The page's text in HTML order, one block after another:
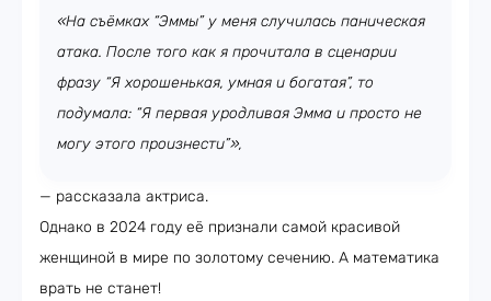
«На съёмках “Эммы” у меня случилась паническая
атака. После того как я прочитала в сценарии
фразу “Я хорошенькая, умная и богатая”, то
подумала: “Я первая уродливая Эмма и просто не
могу этого произнести”»,
— рассказала актриса.
Однако в 2024 году её признали самой красивой
женщиной в мире по золотому сечению. А математика
врать не станет!